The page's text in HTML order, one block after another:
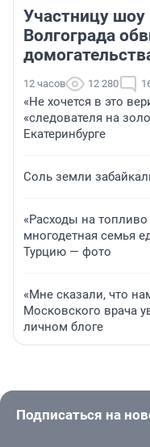
Участницу
Волгограда
12 часов 12 280
«Не хочется в это
«следователя на
Екатеринбурге
Соль земли
«Расходы на
многодетная семья
Турцию — фото
«Мне сказали, что
Московского врача
личном блоге
Подписаться на